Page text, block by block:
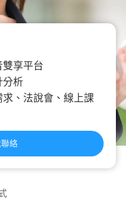
享平台
分析
、法說會、線上課
絡